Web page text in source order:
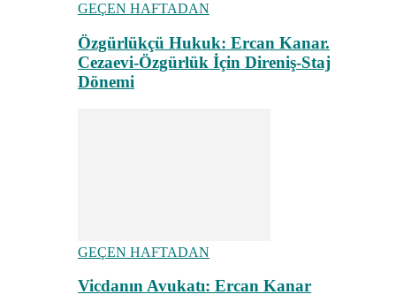
GEÇEN HAFTADAN
Özgürlükçü Hukuk: Ercan Kanar.
Cezaevi-Özgürlük İçin Direniş-Staj
Dönemi
GEÇEN HAFTADAN
Vicdanın Avukatı: Ercan Kanar